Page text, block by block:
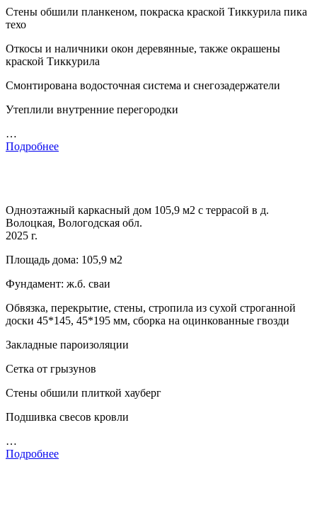
Стены обшили планкеном, покраска краской Тиккурила пика
техо
Откосы и наличники окон деревянные, также окрашены
краской Тиккурила
Смонтирована водосточная система и снегозадержатели
Утеплили внутренние перегородки
…
Подробнее
Одноэтажный каркасный дом 105,9 м2 с террасой в д.
Волоцкая, Вологодская обл.
2025 г.
Площадь дома: 105,9 м2
Фундамент: ж.б. сваи
Обвязка, перекрытие, стены, стропила из сухой строганной
доски 45*145, 45*195 мм, сборка на оцинкованные гвозди
Закладные пароизоляции
Сетка от грызунов
Стены обшили плиткой хауберг
Подшивка свесов кровли
…
Подробнее